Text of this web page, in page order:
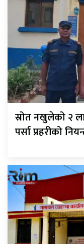
स्रोत नखुलेको २
पर्सा प्रहरीको